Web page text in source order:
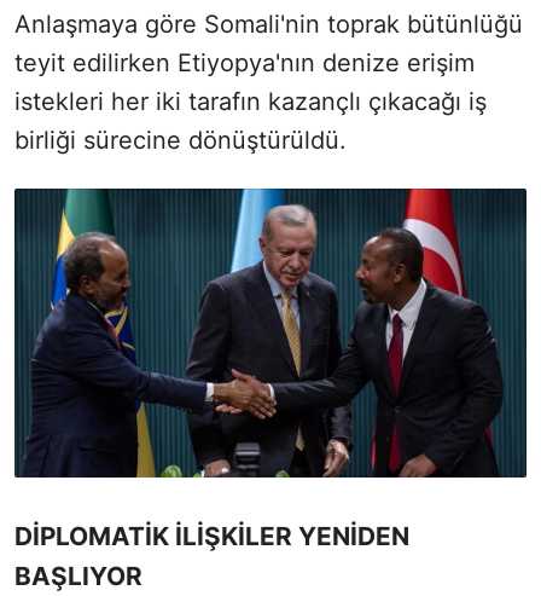
Anlaşmaya göre Somali'nin toprak bütünlüğü
teyit edilirken Etiyopya'nın denize erişim
istekleri her iki tarafın kazançlı çıkacağı iş
birliği sürecine dönüştürüldü.
DİPLOMATİK İLİŞKİLER YENİDEN
BAŞLIYOR